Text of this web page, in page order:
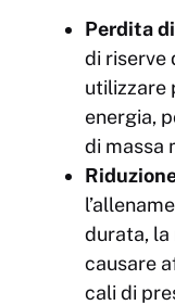
Perdita
di riserve
utilizzare
energia,
di massa
durata, la
causare
cali di